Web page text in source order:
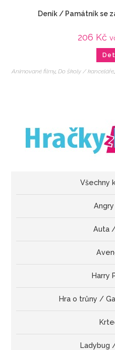
Deník / Památník se
206 Kč
Animované filmy, Do školy / kanceláře,
Všechny
Angry
Auta
Harry
Hra o trůny /
Ladybug